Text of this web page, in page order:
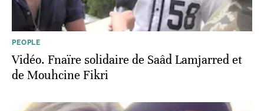
PEOPLE
Vidéo. Fnaïre solidaire de Saâd Lamjarred et
de Mouhcine Fikri